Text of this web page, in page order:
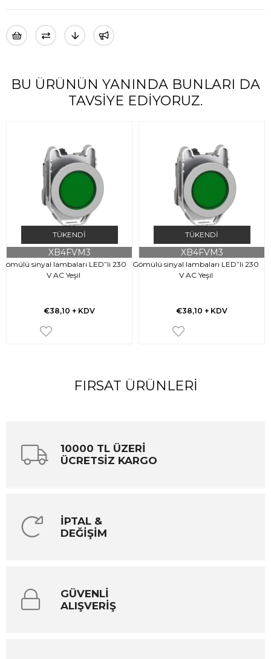
BU ÜRÜNÜN YANINDA BUNLARI DA
TAVSIYE EDIYORUZ.
TÜKENDI
Gömülü sinyal lambaları LED”li 230
V AC Yeşil
XB4FVM3
€38,10 + KDV
TÜKENDI
Gömülü sinyal lambaları LED”li 230
V AC Yeşil
XB4FVM3
€38,10 + KDV
FIRSAT ÜRÜNLERI
10000 TL ÜZERİ
ÜCRETSİZ KARGO
İPTAL &
DEĞİŞİM
GÜVENLİ
ALIŞVERİŞ